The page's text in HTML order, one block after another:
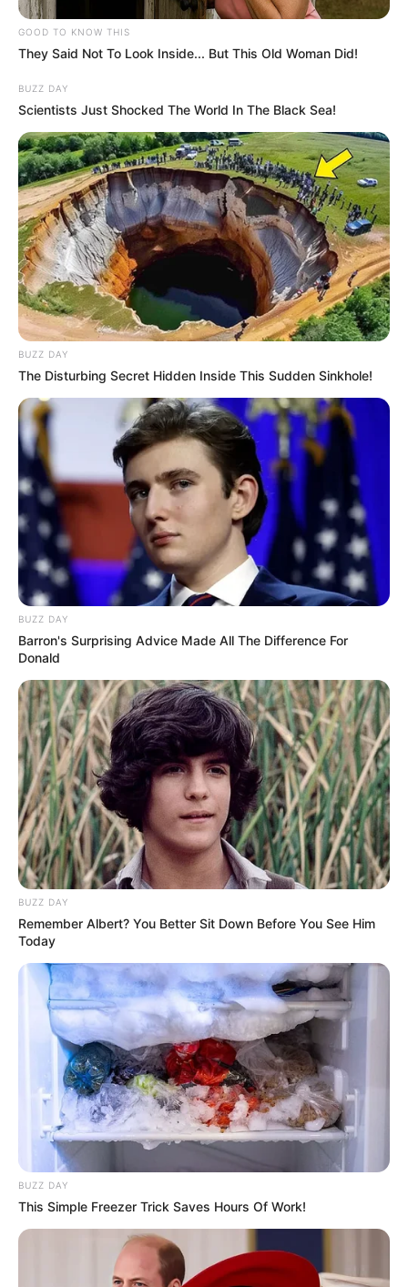
GOOD TO KNOW THIS
They Said Not To Look Inside... But This Old Woman Did!
BUZZ DAY
Scientists Just Shocked The World In The Black Sea!
BUZZ DAY
The Disturbing Secret Hidden Inside This Sudden Sinkhole!
BUZZ DAY
Barron's Surprising Advice Made All The Difference For
Donald
BUZZ DAY
Remember Albert? You Better Sit Down Before You See Him
Today
BUZZ DAY
This Simple Freezer Trick Saves Hours Of Work!